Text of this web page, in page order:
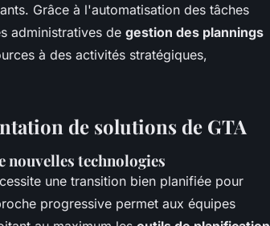
Grâce à l'automatisation des tâches
administratives de gestion des plannings
à des activités stratégiques,
de solutions de GTA
nouvelles technologies
une transition bien planifiée pour
progressive permet aux équipes